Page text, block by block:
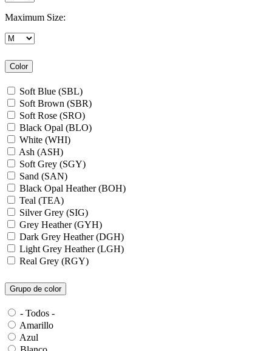
Maximum Size:
Color
Soft Blue (SBL)
Soft Brown (SBR)
Soft Rose (SRO)
Black Opal (BLO)
White (WHI)
Ash (ASH)
Soft Grey (SGY)
Sand (SAN)
Black Opal Heather (BOH)
Teal (TEA)
Silver Grey (SIG)
Grey Heather (GYH)
Dark Grey Heather (DGH)
Light Grey Heather (LGH)
Real Grey (RGY)
Granite Grey (GRG)
Grey Steel (GRS)
Dark Grey Melange (DGM)
Blue Midnight Heather (BMH)
Scarlet Red Heather (SRH)
Gold (GLD)
Grupo de color
- Todos -
Amarillo
Azul